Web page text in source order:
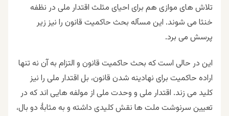
تلاش های موازی هم برای احیای مثلث اقتدار ملی در نظفه
خنثا می شوند. این مسآله بحث حاکمیت قانون را نیز زیر
پرسش می برد.
این در حالی است که بحث حاکمیت قانون و التزام به آن نه تنها
اراده حاکمیت برای نهادینه شدن قانون، بل اقتدار ملی را نیز
کلید می زند. اقتدار ملی و وحدت ملی از مولفه هایی اند که در
تعیین سرنوشت ملت ها نقش کلیدی داشته و به مثابۀ دو بال،